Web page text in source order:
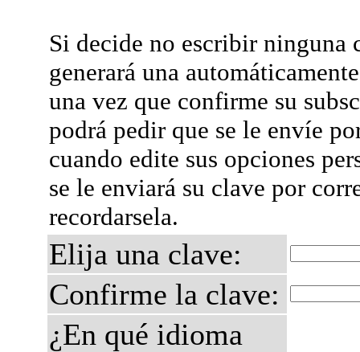
Si decide no escribir ninguna
generará una
una vez que confirme su
podrá pedir que se le envíe
cuando edite sus opciones
se le enviará su clave por
recordarsela.
Elija una clave:
Confirme la clave:
¿En qué idioma